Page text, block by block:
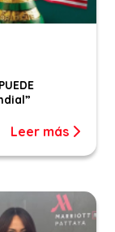
Leer más